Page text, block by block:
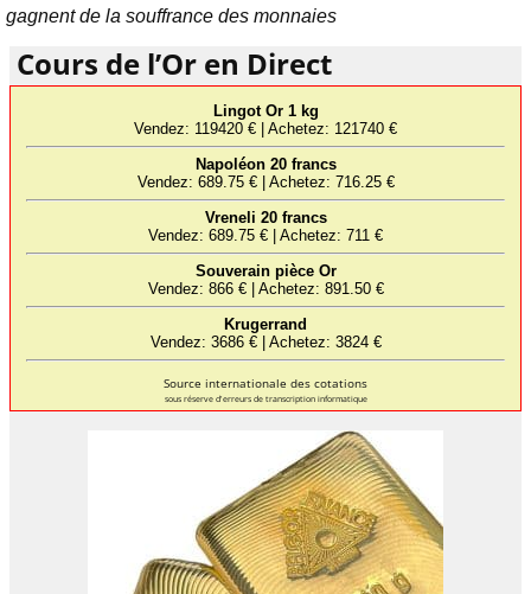
gagnent de la souffrance des monnaies
Cours de l’Or en Direct
Source internationale des cotations
sous réserve d'erreurs de transcription informatique